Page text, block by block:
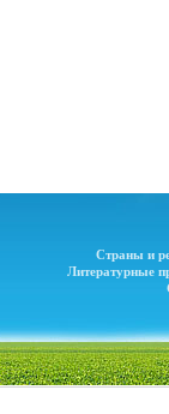
Страны и
Литературные